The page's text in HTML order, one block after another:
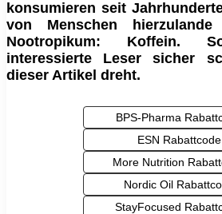
konsumieren seit
von Menschen
Nootropikum: Koffein.
interessierte Leser sicher
dieser Artikel dreht.
BPS-Pharma
ESN Rabattcode
More Nutrition
Nordic Oil
StayFocused